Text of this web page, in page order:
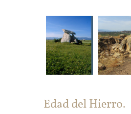
Edad del Hierro.